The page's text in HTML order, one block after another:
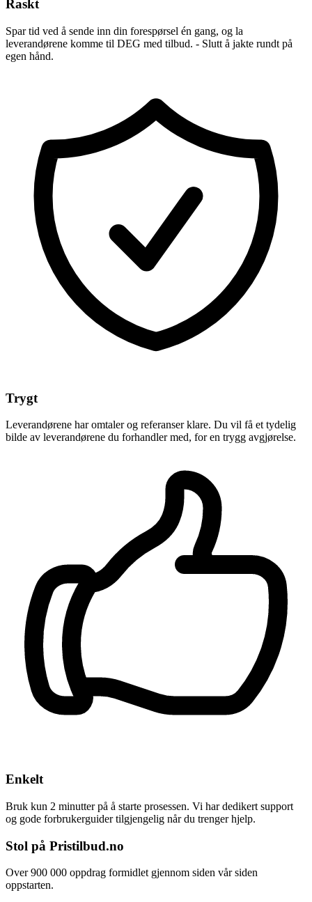
Raskt
Spar tid ved å sende inn din forespørsel én gang, og la
leverandørene komme til DEG med tilbud. - Slutt å jakte rundt på
egen hånd.
Trygt
Leverandørene har omtaler og referanser klare. Du vil få et tydelig
bilde av leverandørene du forhandler med, for en trygg avgjørelse.
Enkelt
Bruk kun 2 minutter på å starte prosessen. Vi har dedikert support
og gode forbrukerguider tilgjengelig når du trenger hjelp.
Stol på Pristilbud.no
Over 900 000 oppdrag formidlet gjennom siden vår siden
oppstarten.